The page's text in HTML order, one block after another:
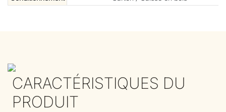
CARACTÉRISTIQUES DU
PRODUIT